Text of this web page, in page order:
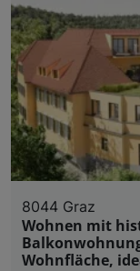
8044 Graz
Wohnen mit
Wohnfläche,